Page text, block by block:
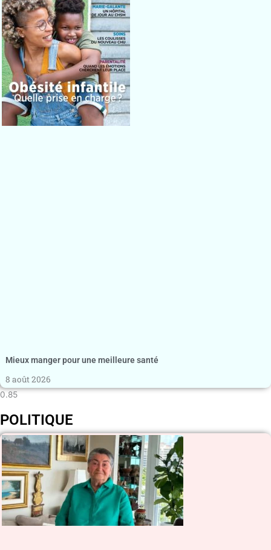
Mieux manger pour une meilleure santé
8 août 2026
POLITIQUE